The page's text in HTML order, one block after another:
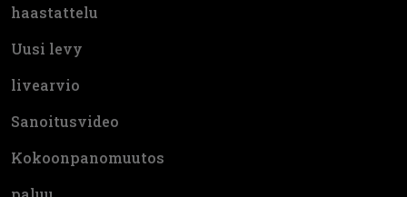
haastattelu
Uusi levy
livearvio
Sanoitusvideo
Kokoonpanomuutos